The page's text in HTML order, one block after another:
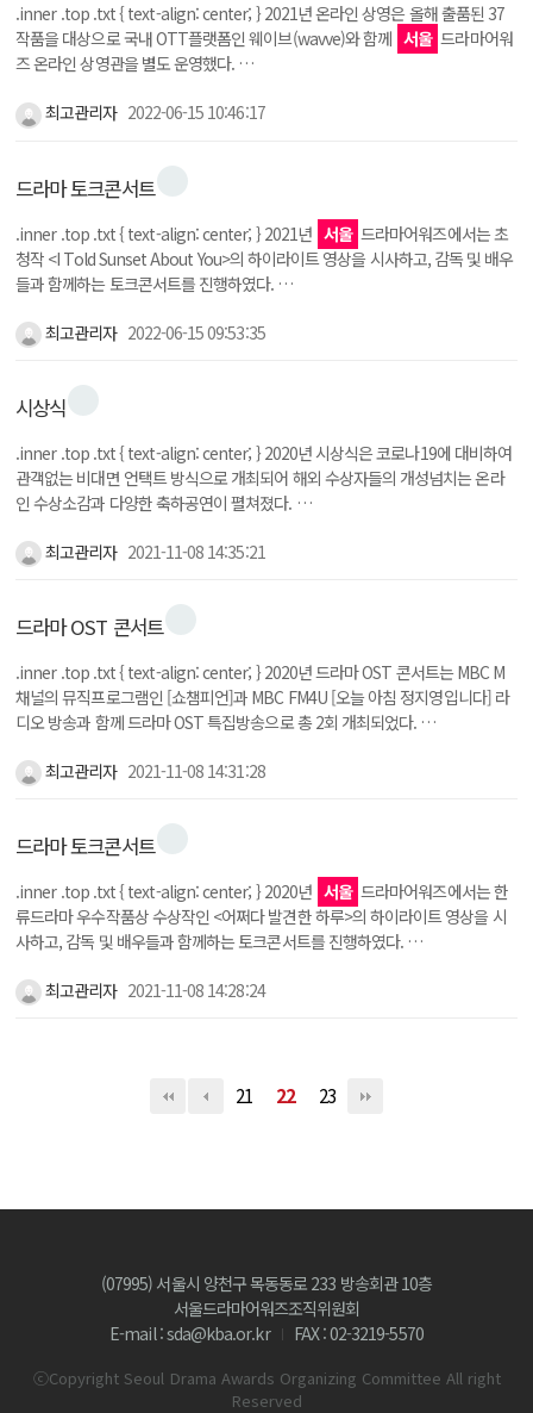
.inner .top .txt { text-align: center; } 2021년 온라인 상영은 올해 출품된 37
작품을 대상으로 국내 OTT플랫폼인 웨이브(wavve)와 함께 서울 드라마어워
즈 온라인 상영관을 별도 운영했다. …
최고관리자 2022-06-15 10:46:17
드라마 토크콘서트
.inner .top .txt { text-align: center; } 2021년 서울 드라마어워즈에서는 초
청작 <I Told Sunset About You>의 하이라이트 영상을 시사하고, 감독 및 배우
들과 함께하는 토크콘서트를 진행하였다. …
최고관리자 2022-06-15 09:53:35
시상식
.inner .top .txt { text-align: center; } 2020년 시상식은 코로나19에 대비하여
관객없는 비대면 언택트 방식으로 개최되어 해외 수상자들의 개성넘치는 온라
인 수상소감과 다양한 축하공연이 펼쳐졌다. …
최고관리자 2021-11-08 14:35:21
드라마 OST 콘서트
.inner .top .txt { text-align: center; } 2020년 드라마 OST 콘서트는 MBC M
채널의 뮤직프로그램인 [쇼챔피언]과 MBC FM4U [오늘 아침 정지영입니다] 라
디오 방송과 함께 드라마 OST 특집방송으로 총 2회 개최되었다. …
최고관리자 2021-11-08 14:31:28
드라마 토크콘서트
.inner .top .txt { text-align: center; } 2020년 서울 드라마어워즈에서는 한
류드라마 우수작품상 수상작인 <어쩌다 발견한 하루>의 하이라이트 영상을 시
사하고, 감독 및 배우들과 함께하는 토크콘서트를 진행하였다. …
최고관리자 2021-11-08 14:28:24
21 22 23
(07995) 서울시 양천구 목동동로 233 방송회관 10층
서울드라마어워즈조직위원회
E-mail : sda@kba.or.kr
FAX : 02-3219-5570
ⓒCopyright Seoul Drama Awards Organizing Committee All right
Reserved